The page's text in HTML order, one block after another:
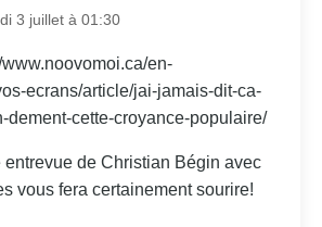
3 juillet à 01:30
www.noovomoi.ca/en-
ecrans/article/jai-jamais-dit-ca-
dement-cette-croyance-populaire/
de Christian Bégin avec
vous fera certainement sourire!